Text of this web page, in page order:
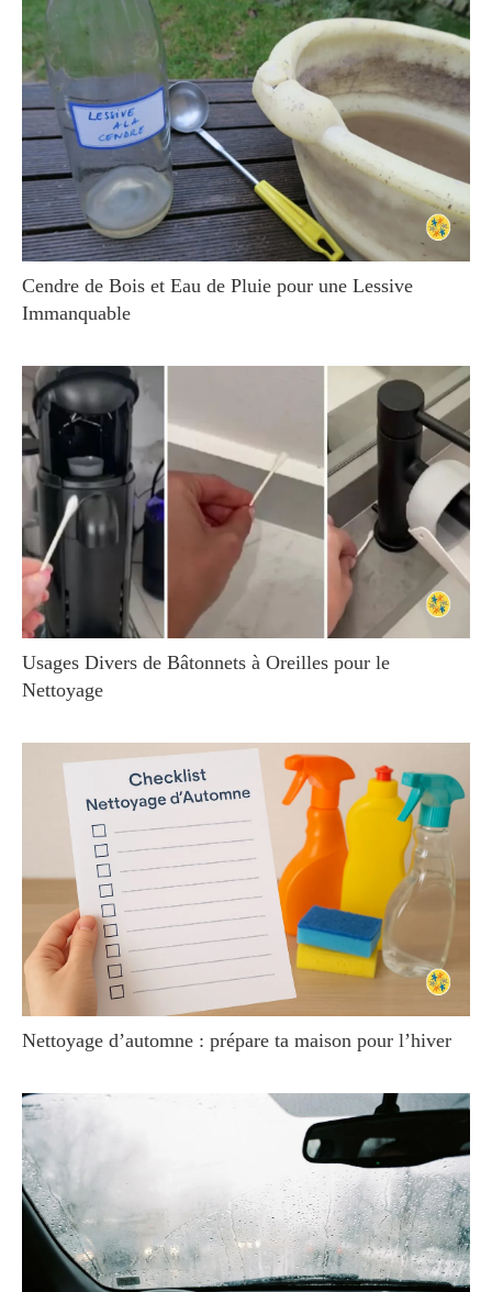
Cendre de Bois et Eau de Pluie pour une Lessive
Immanquable
Usages Divers de Bâtonnets à Oreilles pour le
Nettoyage
Nettoyage d’automne : prépare ta maison pour l’hiver